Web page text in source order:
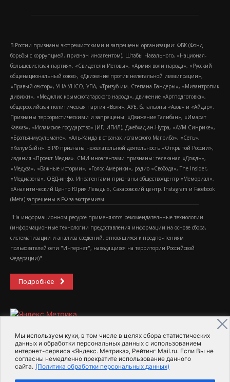
Мы используем куки, в том числе в целях сбора статистических
данных и обработки персональных данных с использованием
интернет-сервиса «Яндекс. Метрика», Рейтинг Mail.ru. Если Вы не
согласны немедленно прекратите использование данного
сайта. (Политика обработки персональных данных)
В России признаны экстремистскими и запрещены организации: ФБК (Фонд
борьбы с коррупцией, признан иноагентом), Штабы Навального, «Национал-
большевистская партия», «Свидетели Иеговы», «Армия воли народа», «Русский
общенациональный союз», «Движение против нелегальной иммиграции»,
«Правый сектор», УНА-УНСО, УПА, «Тризуб им. Степана Бандеры», «Мизантропик
дивижн», «Меджлис крымскотатарского народа», движение «Артподготовка»,
общероссийская политическая партия «Воля», АУЕ, батальоны «Азов» и «Айдар».
Признаны террористическими и запрещены: «Движение Талибан», «Имарат
Кавказ», «Исламское государство» (ИГ, ИГИЛ), Джебхад-ан-Нусра, «АУМ Синрике»,
«Братья-мусульмане», «Аль-Каида в странах исламского Магриба», «Сеть»,
«Колумбайн». В РФ признана нежелательной деятельность «Открытой России»,
издания «Проект Медиа». СМИ-иноагентами признаны: телеканал «Дождь»,
«Медуза», «Важные истории», «Голос Америки», радио «Свобода», The Insider,
«Медиазона», ОВД-инфо. Иноагентами признаны общество/центр «Мемориал»,
«Аналитический Центр Юрия Левады», Сахаровский центр. Instagram и Facebook
(Metа) запрещены в РФ за экстремизм.
"На информационном ресурсе применяются рекомендательные технологии
(информационные технологии предоставления информации на основе сбора,
систематизации и анализа сведений, относящихся к предпочтениям
пользователей сети "Интернет", находящихся на территории Российской
Федерации)".
Подробнее
2015-2026- Информационное агентство МедиаПоток
Для справки Об издании Пользовательское соглашение